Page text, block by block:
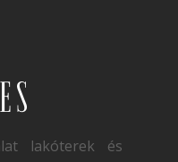
lakóterek és